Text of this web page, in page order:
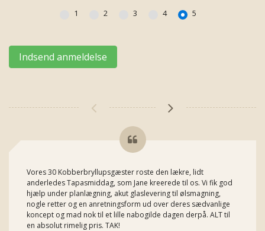
1
2 3 4 5
Vores 30 Kobberbryllupsgæster roste den lækre, lidt
anderledes Tapasmiddag, som Jane kreerede til os. Vi fik god
hjælp under planlægning, akut glaslevering til ølsmagning,
nogle retter og en anretningsform ud over deres sædvanlige
koncept og mad nok til et lille nabogilde dagen derpå. ALT til
en absolut rimelig pris. TAK!